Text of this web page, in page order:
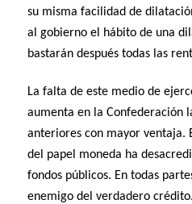
su misma facilidad de
al gobierno el hábito de una
bastarán después todas las
La falta de este medio de
aumenta en la Confederación
anteriores con mayor ventaja.
del papel moneda ha
fondos públicos. En todas
enemigo del verdadero crédito.